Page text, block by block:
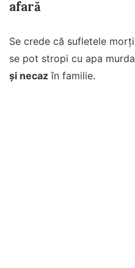
afară
Se crede că sufletele
se pot stropi cu apa
și necaz în familie.